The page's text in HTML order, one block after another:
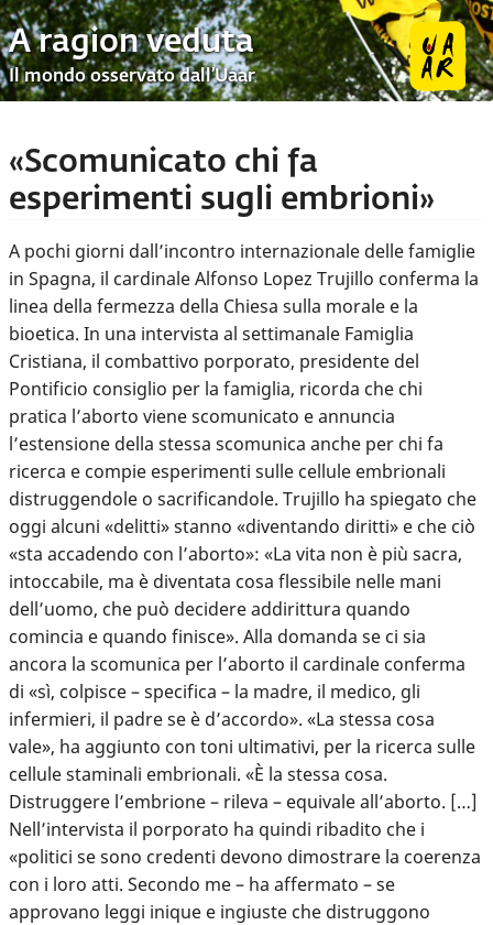
A ragion veduta
Il mondo osservato dall’Uaar
«Scomunicato chi fa
esperimenti sugli embrioni»
A pochi giorni dall’incontro internazionale delle famiglie
in Spagna, il cardinale Alfonso Lopez Trujillo conferma la
linea della fermezza della Chiesa sulla morale e la
bioetica. In una intervista al settimanale Famiglia
Cristiana, il combattivo porporato, presidente del
Pontificio consiglio per la famiglia, ricorda che chi
pratica l’aborto viene scomunicato e annuncia
l’estensione della stessa scomunica anche per chi fa
ricerca e compie esperimenti sulle cellule embrionali
distruggendole o sacrificandole. Trujillo ha spiegato che
oggi alcuni «delitti» stanno «diventando diritti» e che ciò
«sta accadendo con l’aborto»: «La vita non è più sacra,
intoccabile, ma è diventata cosa flessibile nelle mani
dell’uomo, che può decidere addirittura quando
comincia e quando finisce». Alla domanda se ci sia
ancora la scomunica per l’aborto il cardinale conferma
di «sì, colpisce – specifica – la madre, il medico, gli
infermieri, il padre se è d’accordo». «La stessa cosa
vale», ha aggiunto con toni ultimativi, per la ricerca sulle
cellule staminali embrionali. «È la stessa cosa.
Distruggere l’embrione – rileva – equivale all’aborto. […]
Nell’intervista il porporato ha quindi ribadito che i
«politici se sono credenti devono dimostrare la coerenza
con i loro atti. Secondo me – ha affermato – se
approvano leggi inique e ingiuste che distruggono